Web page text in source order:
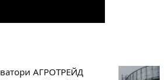
АГРОТРЕЙД